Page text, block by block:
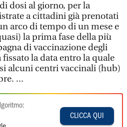
dosi al giorno, per la
a cittadini già prenotati
arco di tempo di un mese e
la prima fase della più
di vaccinazione degli
la data entro la quale
alcuni centri vaccinali (hub)
...
CLICCA QUI